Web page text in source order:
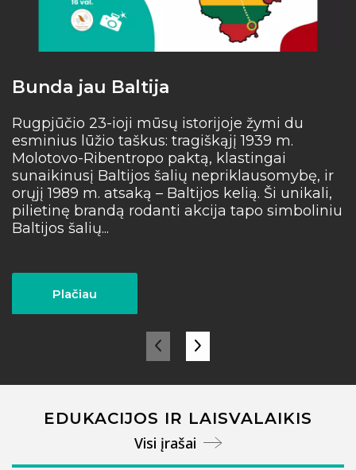
Bunda jau Baltija
Rugpjūčio 23-ioji mūsų istorijoje žymi du
esminius lūžio taškus: tragiškąjį 1939 m.
Molotovo-Ribentropo paktą, klastingai
sunaikinusį Baltijos šalių nepriklausomybę, ir
orųjį 1989 m. atsaką – Baltijos kelią. Ši unikali,
pilietinę brandą rodanti akcija tapo simboliniu
Baltijos šalių...
Plačiau
EDUKACIJOS IR LAISVALAIKIS
Visi įrašai